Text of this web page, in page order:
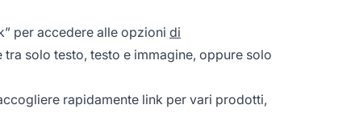
per accedere alle opzioni di
solo testo, testo e immagine, oppure solo
rapidamente link per vari prodotti,